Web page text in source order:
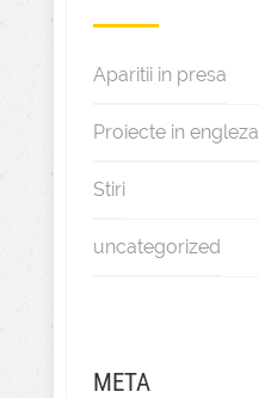
Aparitii in presa
Proiecte in engleza
Stiri
uncategorized
META